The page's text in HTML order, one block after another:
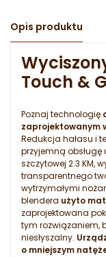
Opis produktu
Touch &
Poznaj technologię
zaprojektowanym
Redukcja hałasu i
przyjemną obsługę
szczytowej 2.3 KM,
transparentnego
wytrzymałymi
blendera użyto
zaprojektowana
tym rozwiązaniem,
niesłyszalny.
o mniejszym